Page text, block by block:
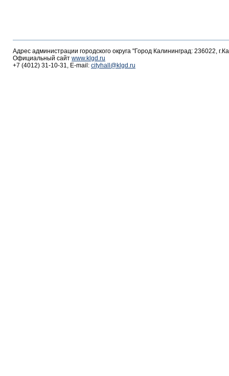
Адрес администрации городского округа "Город Калининград: 236022,
Официальный сайт www.klgd.ru
+7 (4012) 31-10-31, E-mail: cityhall@klgd.ru